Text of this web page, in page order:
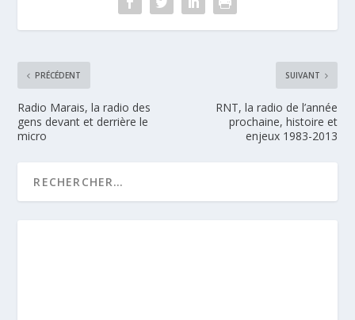
PRÉCÉDENT
Radio Marais, la radio des
gens devant et derrière le
micro
SUIVANT
RNT, la radio de l’année
prochaine, histoire et
enjeux 1983-2013